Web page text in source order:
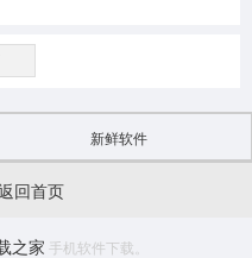
新鲜软件
回首页
之家 手机软件下载。